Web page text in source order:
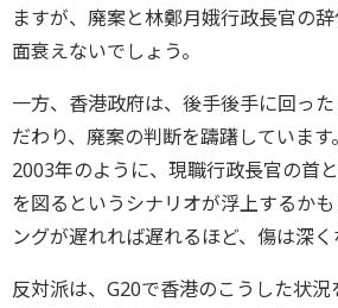
ますが、廃案と林鄭月娥行政長官の
面衰えないでしょう。
一方、香港政府は、後手後手に回っ
だわり、廃案の判断を躊躇しています
2003年のように、現職行政長官の首
を図るというシナリオが浮上するか
ングが遅れれば遅れるほど、傷は深く
反対派は、G20で香港のこうした状